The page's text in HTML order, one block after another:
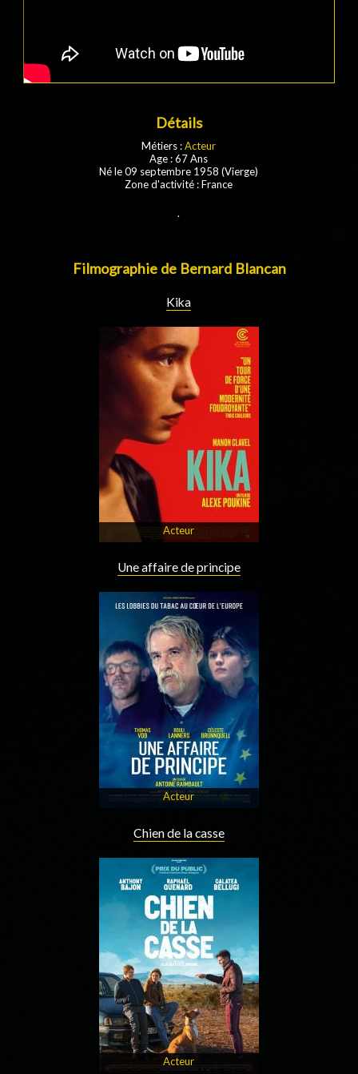
Détails
Métiers :Acteur
Age : 67 Ans
Né le 09 septembre 1958 (Vierge)
Zone d'activité : France
.
Filmographie de Bernard Blancan
Kika
Acteur
Une affaire de principe
Acteur
Chien de la casse
Acteur